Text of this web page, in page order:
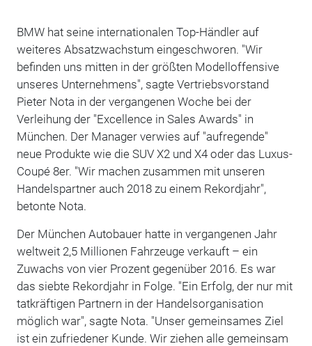
BMW hat seine internationalen Top-Händler auf
weiteres Absatzwachstum eingeschworen. "Wir
befinden uns mitten in der größten Modelloffensive
unseres Unternehmens", sagte Vertriebsvorstand
Pieter Nota in der vergangenen Woche bei der
Verleihung der "Excellence in Sales Awards" in
München. Der Manager verwies auf "aufregende"
neue Produkte wie die SUV X2 und X4 oder das Luxus-
Coupé 8er. "Wir machen zusammen mit unseren
Handelspartner auch 2018 zu einem Rekordjahr",
betonte Nota.
Der München Autobauer hatte in vergangenen Jahr
weltweit 2,5 Millionen Fahrzeuge verkauft – ein
Zuwachs von vier Prozent gegenüber 2016. Es war
das siebte Rekordjahr in Folge. "Ein Erfolg, der nur mit
tatkräftigen Partnern in der Handelsorganisation
möglich war", sagte Nota. "Unser gemeinsames Ziel
ist ein zufriedener Kunde. Wir ziehen alle gemeinsam